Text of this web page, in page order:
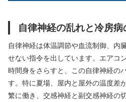
自律神経の乱れと冷房病
自律神経は体温調節や血流制御、内
せない指令を出しています。エアコ
時間身をさらすと、この自律神経の
す。特に夏場、屋内と屋外の温度差
繁に働き、交感神経と副交感神経の